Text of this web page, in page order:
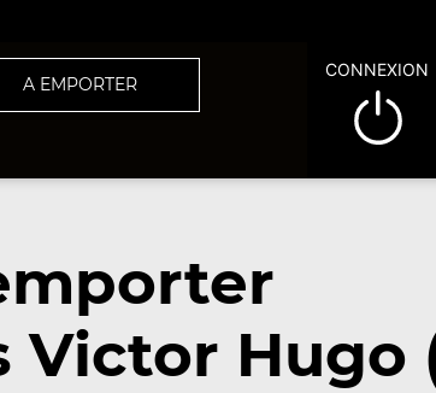
A EMPORTER
CONNEXION
Victor Hugo